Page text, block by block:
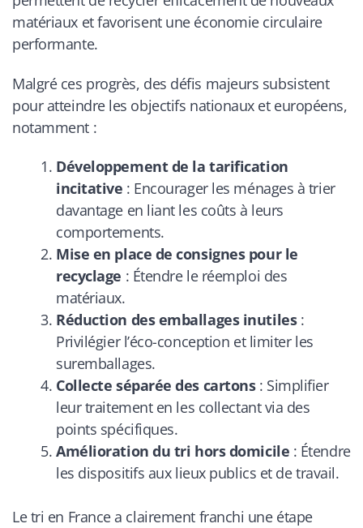
matériaux et favorisent une économie circulaire
performante.
Malgré ces progrès, des défis majeurs subsistent
pour atteindre les objectifs nationaux et européens,
notamment :
Développement de la tarification
incitative : Encourager les ménages à trier
davantage en liant les coûts à leurs
comportements.
Mise en place de consignes pour le
recyclage : Étendre le réemploi des
matériaux.
Réduction des emballages inutiles:
Privilégier l’éco-conception et limiter les
suremballages.
Collecte séparée des cartons: Simplifier
leur traitement en les collectant via des
points spécifiques.
Amélioration du tri hors domicile : Étendre
les dispositifs aux lieux publics et de travail.
Le tri en France a clairement franchi une étape